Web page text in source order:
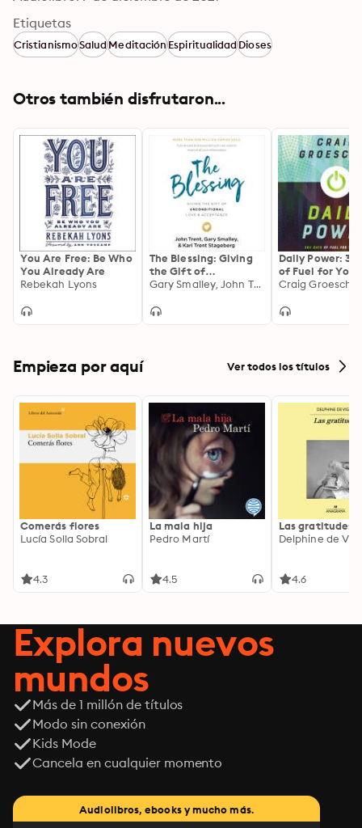
Etiquetas
CristianismoSaludMeditaciónEspiritualidadDioses
Otros también disfrutaron...
You Are Free: Be Who
You Already Are
Rebekah Lyons
The Blessing: Giving
the Gift of
Unconditional Love Gary Smalley, John Trent, Kari Trent Stageberg
Daily Power:
of Fuel for Your
Craig Groeschel
Empieza por aquí Ver todos los títulos
Comerás flores
Lucía Solla Sobral
4.3
La mala hija
Pedro Martí
4.5
Las gratitudes
Delphine de
4.6
Explora nuevos
mundos
Más de 1 millón de títulos
Modo sin conexión
Kids Mode
Cancela en cualquier momento
Audiolibros, ebooks y mucho más.